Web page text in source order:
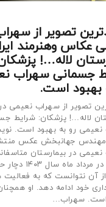
تصویر از
عکاس وهنرمند
لاله…!
جسمانی سهراب
بهبود است.
تصویر از سهراب نعیمی در
لاله…! پزشکان: شرایط
رو به بهبود است.
مهندس جهانبخش عکس
در بیمارستان
نعیمی در مرداد
آن نتوانست که به فعالیت
خود ادامه دهد. او
است. سهراب…